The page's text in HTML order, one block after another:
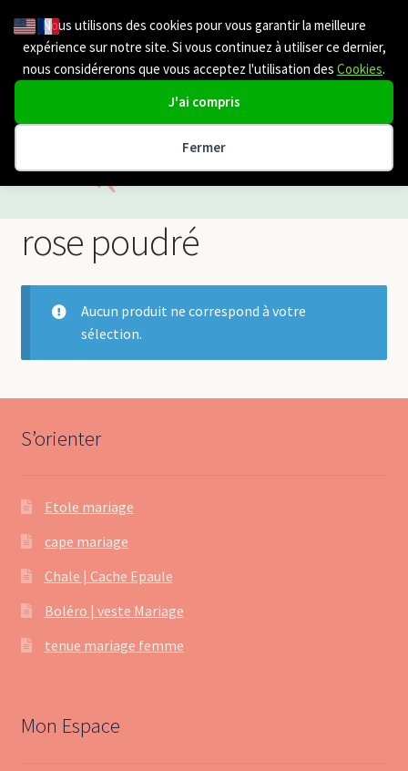
Nous utilisons des cookies pour vous garantir la meilleure
expérience sur notre site. Si vous continuez à utiliser ce dernier,
nous considérerons que vous acceptez l'utilisation des Cookies.
J'ai compris
Fermer
Aller
à
la
Aller
au
contenu
Menu
Etole mariage
cape mariage
Chale | Cache Epaule
Boléro | veste Mariage
rose poudré
Aucun produit ne correspond à votre
sélection.
S’orienter
Etole mariage
cape mariage
Chale | Cache Epaule
Boléro | veste Mariage
tenue mariage femme
Mon Espace